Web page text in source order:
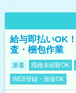
給与即払いOK
査・梱包作業
派遣 職種未経験OK
WEB登録・面接OK